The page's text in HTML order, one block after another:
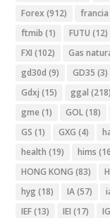
Forex (912) francia
ftmib (1) FUTU (12)
FXI (102) Gas
gd30d (9) GD35 (3)
Gdxj (15) ggal (218)
gme (1) GOL(18)
GS (1) GXG (4)
health (19) hims
HONG KONG (83)
hyg (18) IA(57)
IEF(13) IEI (17)